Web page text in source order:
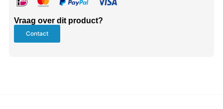
Vraag over dit product?
Contact